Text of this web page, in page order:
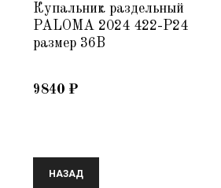
Купальник раздельный
PALOMA 2024 422-P24
размер 36B
9840 ₽
НАЗАД